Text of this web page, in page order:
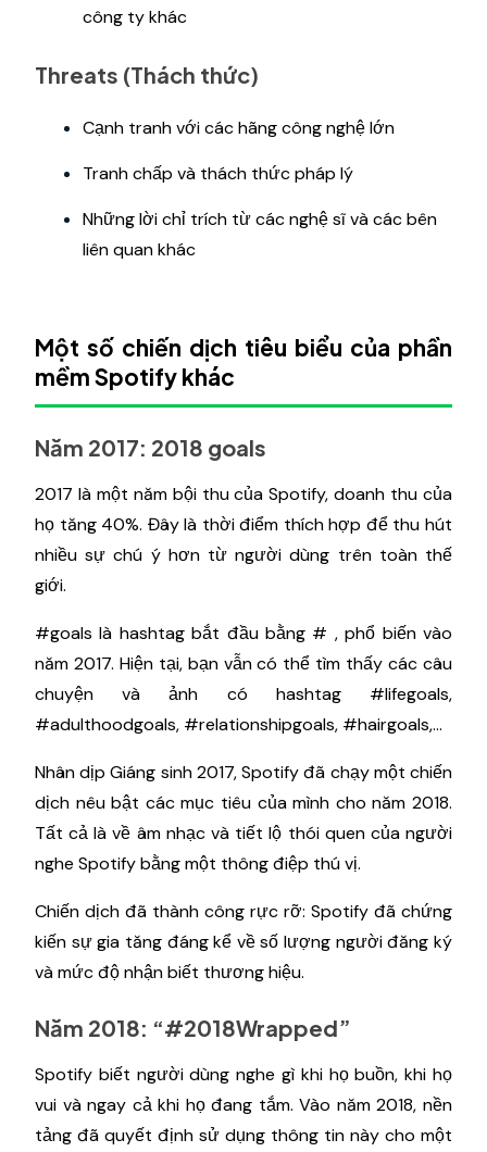
công ty khác
Threats (Thách thức)
Cạnh tranh với các hãng công nghệ lớn
Tranh chấp và thách thức pháp lý
Những lời chỉ trích từ các nghệ sĩ và các bên
liên quan khác
Một số chiến dịch tiêu biểu của phần
mềm Spotify khác
Năm 2017: 2018 goals
2017 là một năm bội thu của Spotify, doanh thu của
họ tăng 40%. Đây là thời điểm thích hợp để thu hút
nhiều sự chú ý hơn từ người dùng trên toàn thế
giới.
#goals là hashtag bắt đầu bằng # , phổ biến vào
năm 2017. Hiện tại, bạn vẫn có thể tìm thấy các câu
chuyện và ảnh có hashtag #lifegoals,
#adulthoodgoals, #relationshipgoals, #hairgoals,…
Nhân dịp Giáng sinh 2017, Spotify đã chạy một chiến
dịch nêu bật các mục tiêu của mình cho năm 2018.
Tất cả là về âm nhạc và tiết lộ thói quen của người
nghe Spotify bằng một thông điệp thú vị.
Chiến dịch đã thành công rực rỡ: Spotify đã chứng
kiến ​​sự gia tăng đáng kể về số lượng người đăng ký
và mức độ nhận biết thương hiệu.
Năm 2018: “#2018Wrapped”
Spotify biết người dùng nghe gì khi họ buồn, khi họ
vui và ngay cả khi họ đang tắm. Vào năm 2018, nền
tảng đã quyết định sử dụng thông tin này cho một